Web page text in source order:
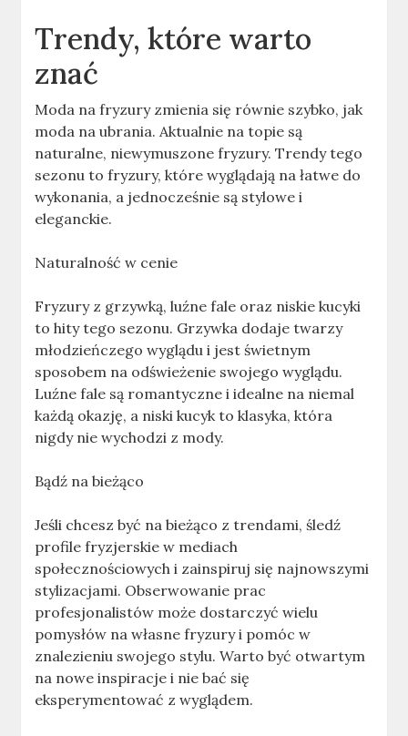
Trendy, które warto
znać
Moda na fryzury zmienia się równie szybko, jak
moda na ubrania. Aktualnie na topie są
naturalne, niewymuszone fryzury. Trendy tego
sezonu to fryzury, które wyglądają na łatwe do
wykonania, a jednocześnie są stylowe i
eleganckie.
Naturalność w cenie
Fryzury z grzywką, luźne fale oraz niskie kucyki
to hity tego sezonu. Grzywka dodaje twarzy
młodzieńczego wyglądu i jest świetnym
sposobem na odświeżenie swojego wyglądu.
Luźne fale są romantyczne i idealne na niemal
każdą okazję, a niski kucyk to klasyka, która
nigdy nie wychodzi z mody.
Bądź na bieżąco
Jeśli chcesz być na bieżąco z trendami, śledź
profile fryzjerskie w mediach
społecznościowych i zainspiruj się najnowszymi
stylizacjami. Obserwowanie prac
profesjonalistów może dostarczyć wielu
pomysłów na własne fryzury i pomóc w
znalezieniu swojego stylu. Warto być otwartym
na nowe inspiracje i nie bać się
eksperymentować z wyglądem.